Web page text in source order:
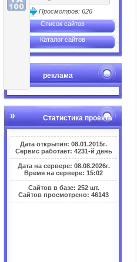
Просмотров: 626
Список сайтов
Каталог сайтов
реклама
Статистика проекта
Дата открытия: 08.01.2015г.
Сервис работает: 4231-й день
Дата на сервере: 08.08.2026г.
Время на сервере: 15:02
Сайтов в базе: 252 шт.
Сайтов просмотрено: 46143